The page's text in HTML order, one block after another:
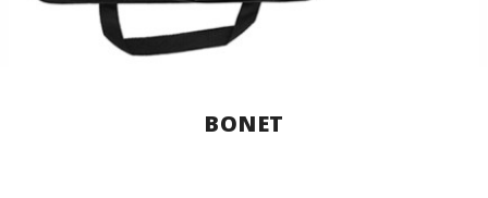
BONET